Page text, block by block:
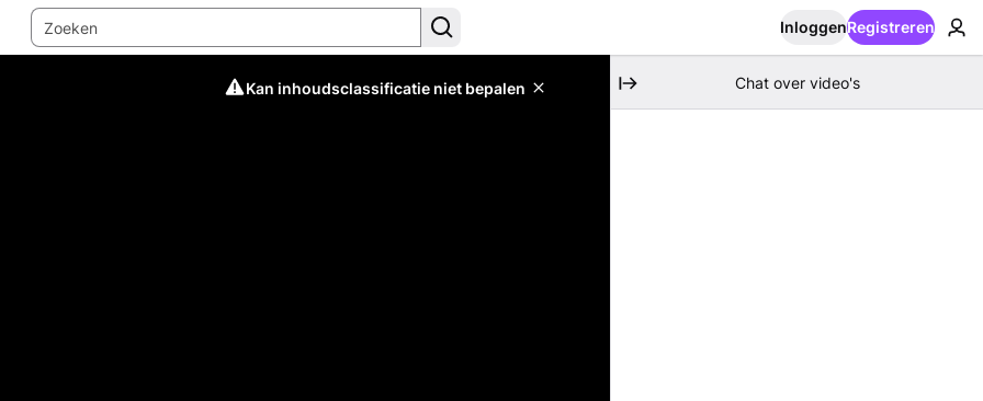
InloggenRegistreren
Kan inhoudsclassificatie niet bepalen Chat over video's